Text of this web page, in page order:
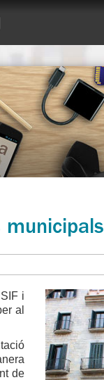
municipals
i
al
de